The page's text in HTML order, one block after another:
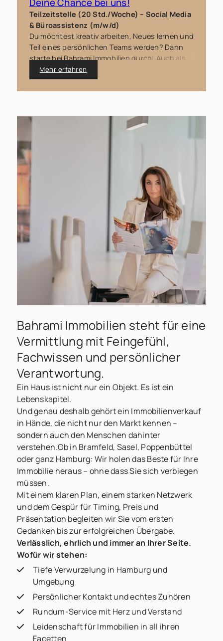
Deine Chance bei uns!
Teilzeitstelle (20 Std./Woche) – Social Media
& Büroassistenz (m/w/d)
Du möchtest kreativ arbeiten, Neues lernen und
Teil eines persönlichen Teams werden? Dann
starte bei Bahrami Immobilien durch! Auch als
Quereinsteiger/in bist du herzlich willkommen.
Freu dich auf eine bezahlte Weiterbildung,
abwechslungsreiche Aufgaben und einen
Mehr erfahren
Bahrami Immobilien steht für eine
Vermittlung mit Feingefühl,
Fachwissen und persönlicher
Verantwortung.
Ein Haus ist nicht nur ein Objekt. Es ist ein
Lebenskapitel.
Und genau deshalb gehört ein Immobilienverkauf
in Hände, die nicht nur den Markt kennen –
sondern auch den Menschen dahinter
verstehen.Ob in Bramfeld, Sasel, Poppenbüttel
oder ganz Hamburg: Wir holen das Beste für Ihre
Immobilie heraus – ohne dass Sie sich verbiegen
müssen.
Mit einem klaren Plan, einem starken Netzwerk
und dem Gespür für Timing, Preis und
Präsentation begleiten wir Sie vom ersten
Gedanken bis zur erfolgreichen Übergabe.
Verlässlich, ehrlich und immer an Ihrer Seite.
Wofür wir stehen:
Tiefe Verwurzelung in Hamburg und
Umgebung
Persönlicher Kontakt und echtes Zuhören
Rundum-Service mit Herz und Verstand
Leidenschaft für Immobilien in all ihren
Facetten